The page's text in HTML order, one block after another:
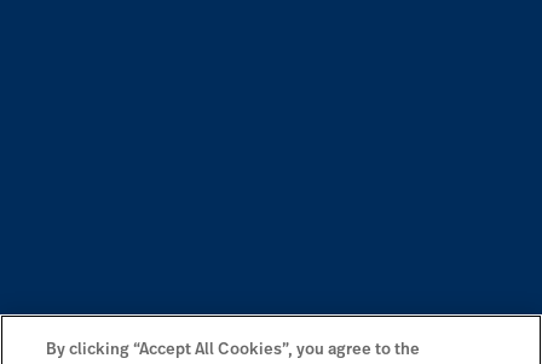
By clicking “Accept All Cookies”, you agree to the